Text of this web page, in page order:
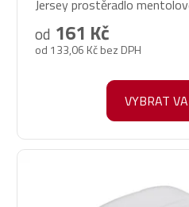
hodnocení
produktu
je
Jersey prostěradlo
od 133,06 Kč bez DPH
od 161 Kč
VYBRAT